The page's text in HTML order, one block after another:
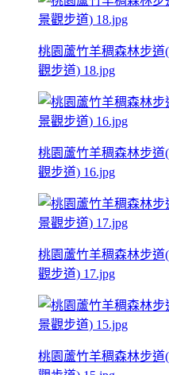
桃園蘆竹羊稠森林步
觀步道) 18.jpg
桃園蘆竹羊稠森林步
觀步道) 16.jpg
桃園蘆竹羊稠森林步
觀步道) 17.jpg
桃園蘆竹羊稠森林步